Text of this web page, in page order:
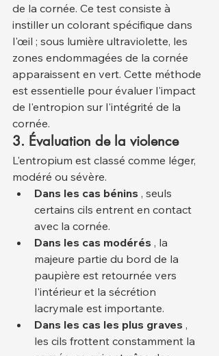
de la cornée. Ce test consiste à
instiller un colorant spécifique dans
l'œil ; sous lumière ultraviolette, les
zones endommagées de la cornée
apparaissent en vert. Cette méthode
est essentielle pour évaluer l'impact
de l'entropion sur l'intégrité de la
cornée.
3. Évaluation de la violence
L'entropium est classé comme léger,
modéré ou sévère.
Dans les cas bénins , seuls
certains cils entrent en contact
avec la cornée.
Dans les cas modérés , la
majeure partie du bord de la
paupière est retournée vers
l'intérieur et la sécrétion
lacrymale est importante.
Dans les cas les plus graves ,
les cils frottent constamment la